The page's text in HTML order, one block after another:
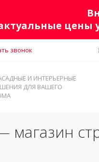
цены
звонок
И ИНТЕРЬЕРНЫЕ
ДЛЯ ВАШЕГО